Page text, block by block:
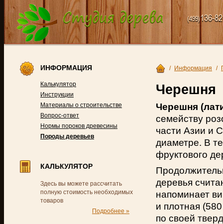
(499)136-
ИНФОРМАЦИЯ
Калькулятор
Инструкции
Материалы о строительстве
Вопрос-ответ
Нормы пороков древесины
Породы деревьев
КАЛЬКУЛЯТОР
Здесь вы можете рассчитать
полную стоимость необходимых
товаров
Подробнее »
/ Информация /
Черешня
Черешня
семейству
части Азии и
диаметре. В
фруктового
деревья
напоминает
и плотная
по своей